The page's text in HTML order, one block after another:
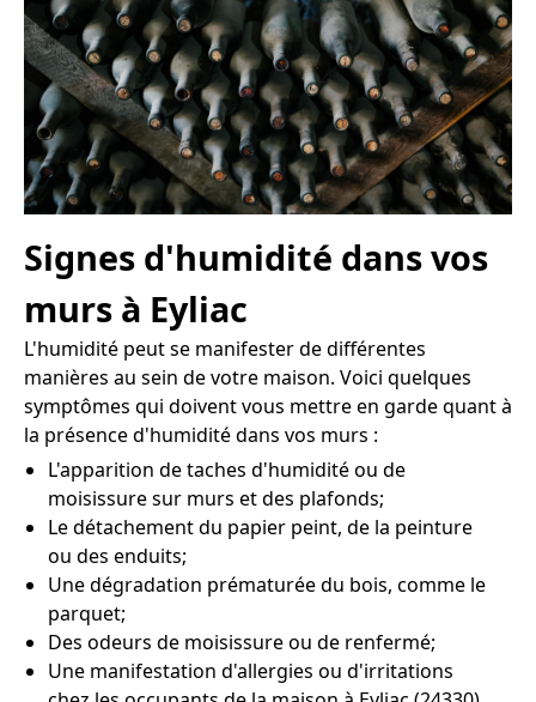
Signes d'humidité dans vos
murs à Eyliac
L'humidité peut se manifester de différentes
manières au sein de votre maison. Voici quelques
symptômes qui doivent vous mettre en garde quant à
la présence d'humidité dans vos murs :
L'apparition de taches d'humidité ou de
moisissure sur murs et des plafonds;
Le détachement du papier peint, de la peinture
ou des enduits;
Une dégradation prématurée du bois, comme le
parquet;
Des odeurs de moisissure ou de renfermé;
Une manifestation d'allergies ou d'irritations